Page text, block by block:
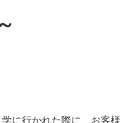
に行かれた際に、お客様